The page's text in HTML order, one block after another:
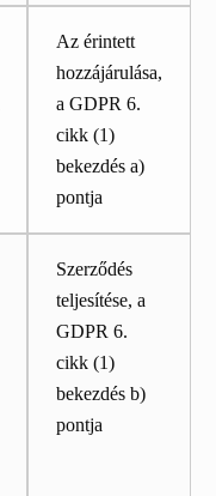
Az érintett
hozzájárulása,
a GDPR 6.
cikk (1)
bekezdés a)
pontja
Szerződés
teljesítése, a
GDPR 6.
cikk (1)
bekezdés b)
pontja